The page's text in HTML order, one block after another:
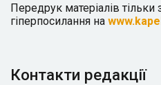
Передрук матеріалів тільки
гіперпосилання на
Контакти редакції